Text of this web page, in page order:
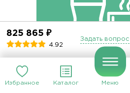
Избранное Каталог Меню
Кофе латте
250 мл. 250 шт.=
825 865 ₽
4.92
Задать вопрос